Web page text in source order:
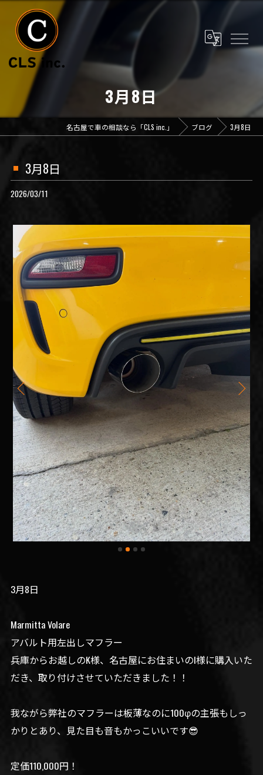
3月8日
名古屋で車の相談なら「CLS inc.」 ブログ 3月8日
3月8日
2026/03/11
3月8日
Marmitta Volare
アバルト用左出しマフラー
兵庫からお越しのK様、名古屋にお住まいのI様に購入いた
だき、取り付けさせていただきました！！
我ながら弊社のマフラーは板薄なのに100φの主張もしっ
かりとあり、見た目も音もかっこいいです😎
定価110,000円！